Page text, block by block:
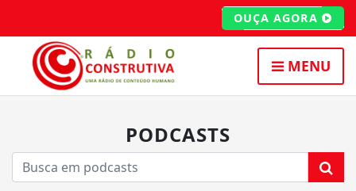
OUÇA AGORA
MENU
PODCASTS